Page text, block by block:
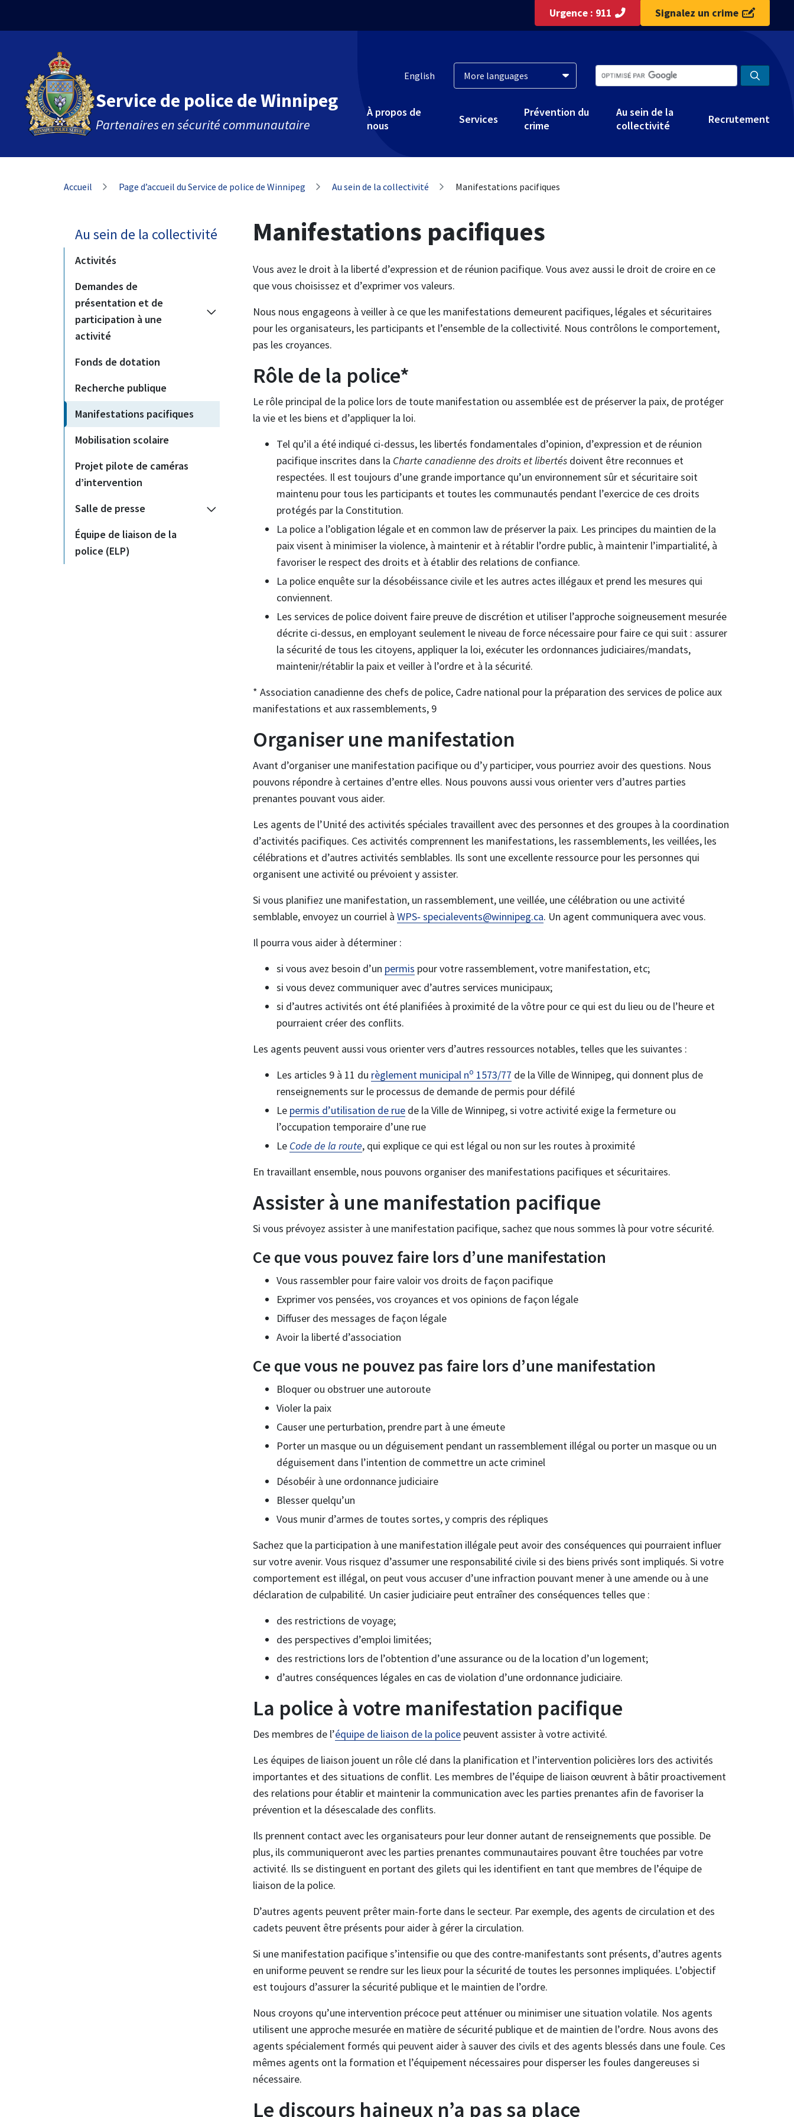
Urgence : 911 Signalez un crime
Service de police de Winnipeg
Partenaires en sécurité communautaire
English
À propos de
nous
Services
Prévention du
crime
Au sein de la
collectivité
Recrutement
Fil
Accueil Page d’accueil du Service de police de Winnipeg Au sein de la collectivité Manifestations pacifiques
Au sein de la collectivité
Activités
Demandes de
présentation et de
participation à une
activité
Fonds de dotation
Recherche publique
Manifestations pacifiques
Mobilisation scolaire
Projet pilote de caméras
d’intervention
Salle de presse
Équipe de liaison de la
police (ELP)
Manifestations pacifiques
Vous avez le droit à la liberté d’expression et de réunion pacifique. Vous avez aussi le droit de croire en ce
que vous choisissez et d’exprimer vos valeurs.
Nous nous engageons à veiller à ce que les manifestations demeurent pacifiques, légales et sécuritaires
pour les organisateurs, les participants et l’ensemble de la collectivité. Nous contrôlons le comportement,
pas les croyances.
Rôle de la police*
Le rôle principal de la police lors de toute manifestation ou assemblée est de préserver la paix, de protéger
la vie et les biens et d’appliquer la loi.
Tel qu’il a été indiqué ci-dessus, les libertés fondamentales d’opinion, d’expression et de réunion
pacifique inscrites dans la Charte canadienne des droits et libertés doivent être reconnues et
respectées. Il est toujours d’une grande importance qu’un environnement sûr et sécuritaire soit
maintenu pour tous les participants et toutes les communautés pendant l’exercice de ces droits
protégés par la Constitution.
La police a l’obligation légale et en common law de préserver la paix. Les principes du maintien de la
paix visent à minimiser la violence, à maintenir et à rétablir l’ordre public, à maintenir l’impartialité, à
favoriser le respect des droits et à établir des relations de confiance.
La police enquête sur la désobéissance civile et les autres actes illégaux et prend les mesures qui
conviennent.
Les services de police doivent faire preuve de discrétion et utiliser l’approche soigneusement mesurée
décrite ci-dessus, en employant seulement le niveau de force nécessaire pour faire ce qui suit : assurer
la sécurité de tous les citoyens, appliquer la loi, exécuter les ordonnances judiciaires/mandats,
maintenir/rétablir la paix et veiller à l’ordre et à la sécurité.
* Association canadienne des chefs de police, Cadre national pour la préparation des services de police aux
manifestations et aux rassemblements, 9
Organiser une manifestation
Avant d’organiser une manifestation pacifique ou d’y participer, vous pourriez avoir des questions. Nous
pouvons répondre à certaines d’entre elles. Nous pouvons aussi vous orienter vers d’autres parties
prenantes pouvant vous aider.
Les agents de l’Unité des activités spéciales travaillent avec des personnes et des groupes à la coordination
d’activités pacifiques. Ces activités comprennent les manifestations, les rassemblements, les veillées, les
célébrations et d’autres activités semblables. Ils sont une excellente ressource pour les personnes qui
organisent une activité ou prévoient y assister.
Si vous planifiez une manifestation, un rassemblement, une veillée, une célébration ou une activité
semblable, envoyez un courriel à WPS‑ specialevents@winnipeg.ca. Un agent communiquera avec vous.
Il pourra vous aider à déterminer :
si vous avez besoin d’un permis pour votre rassemblement, votre manifestation, etc;
si vous devez communiquer avec d’autres services municipaux;
si d’autres activités ont été planifiées à proximité de la vôtre pour ce qui est du lieu ou de l’heure et
pourraient créer des conflits.
Les agents peuvent aussi vous orienter vers d’autres ressources notables, telles que les suivantes :
Les articles 9 à 11 du règlement municipal no 1573/77 de la Ville de Winnipeg, qui donnent plus de
renseignements sur le processus de demande de permis pour défilé
Le permis d’utilisation de rue de la Ville de Winnipeg, si votre activité exige la fermeture ou
l’occupation temporaire d’une rue
Le Code de la route, qui explique ce qui est légal ou non sur les routes à proximité
En travaillant ensemble, nous pouvons organiser des manifestations pacifiques et sécuritaires.
Assister à une manifestation pacifique
Si vous prévoyez assister à une manifestation pacifique, sachez que nous sommes là pour votre sécurité.
Ce que vous pouvez faire lors d’une manifestation
Vous rassembler pour faire valoir vos droits de façon pacifique
Exprimer vos pensées, vos croyances et vos opinions de façon légale
Diffuser des messages de façon légale
Avoir la liberté d’association
Ce que vous ne pouvez pas faire lors d’une manifestation
Bloquer ou obstruer une autoroute
Violer la paix
Causer une perturbation, prendre part à une émeute
Porter un masque ou un déguisement pendant un rassemblement illégal ou porter un masque ou un
déguisement dans l’intention de commettre un acte criminel
Désobéir à une ordonnance judiciaire
Blesser quelqu’un
Vous munir d’armes de toutes sortes, y compris des répliques
Sachez que la participation à une manifestation illégale peut avoir des conséquences qui pourraient influer
sur votre avenir. Vous risquez d’assumer une responsabilité civile si des biens privés sont impliqués. Si votre
comportement est illégal, on peut vous accuser d’une infraction pouvant mener à une amende ou à une
déclaration de culpabilité. Un casier judiciaire peut entraîner des conséquences telles que :
des restrictions de voyage;
des perspectives d’emploi limitées;
des restrictions lors de l’obtention d’une assurance ou de la location d’un logement;
d’autres conséquences légales en cas de violation d’une ordonnance judiciaire.
La police à votre manifestation pacifique
Des membres de l’équipe de liaison de la police peuvent assister à votre activité.
Les équipes de liaison jouent un rôle clé dans la planification et l’intervention policières lors des activités
importantes et des situations de conflit. Les membres de l’équipe de liaison œuvrent à bâtir proactivement
des relations pour établir et maintenir la communication avec les parties prenantes afin de favoriser la
prévention et la désescalade des conflits.
Ils prennent contact avec les organisateurs pour leur donner autant de renseignements que possible. De
plus, ils communiqueront avec les parties prenantes communautaires pouvant être touchées par votre
activité. Ils se distinguent en portant des gilets qui les identifient en tant que membres de l’équipe de
liaison de la police.
D’autres agents peuvent prêter main-forte dans le secteur. Par exemple, des agents de circulation et des
cadets peuvent être présents pour aider à gérer la circulation.
Si une manifestation pacifique s’intensifie ou que des contre-manifestants sont présents, d’autres agents
en uniforme peuvent se rendre sur les lieux pour la sécurité de toutes les personnes impliquées. L’objectif
est toujours d’assurer la sécurité publique et le maintien de l’ordre.
Nous croyons qu’une intervention précoce peut atténuer ou minimiser une situation volatile. Nos agents
utilisent une approche mesurée en matière de sécurité publique et de maintien de l’ordre. Nous avons des
agents spécialement formés qui peuvent aider à sauver des civils et des agents blessés dans une foule. Ces
mêmes agents ont la formation et l’équipement nécessaires pour disperser les foules dangereuses si
nécessaire.
Le discours haineux n’a pas sa place